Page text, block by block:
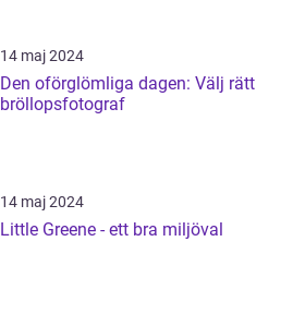
14 maj 2024
Den oförglömliga dagen: Välj rätt
bröllopsfotograf
14 maj 2024
Little Greene - ett bra miljöval